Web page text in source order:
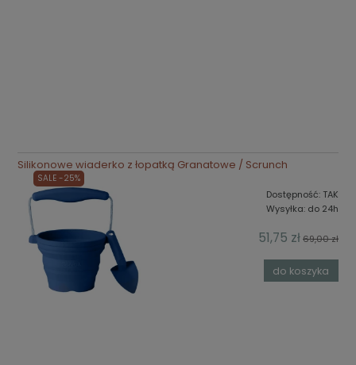
Silikonowe wiaderko z łopatką Granatowe / Scrunch
Dostępność: TAK
Wysyłka: do 24h
51,75 zł69,00 zł
do koszyka
SALE -25%